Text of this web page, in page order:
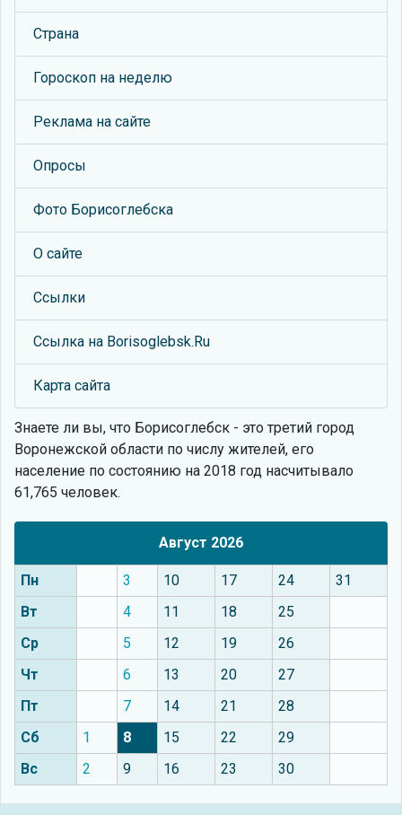
Страна
Гороскоп на неделю
Реклама на сайте
Опросы
Фото Борисоглебска
О сайте
Ссылки
Ссылка на Borisoglebsk.Ru
Карта сайта
Знаете ли вы, что Борисоглебск - это третий город
Воронежской области по числу жителей, его
население по состоянию на 2018 год насчитывало
61,765 человек.
Август 2026
Пн 3 10 17 24
31
Вт
4 11 18
25
Ср
5 12 19
26
Чт
6 13 20
27
Пт
7 14 21
28
Сб
1 8 15 22
29
Вс
2 9 16 23 30